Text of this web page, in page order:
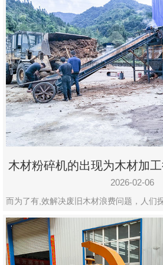
木材粉碎机的出现为木材加
化
2026-02-06
而为了有,效解决废旧木材浪费问题，人们